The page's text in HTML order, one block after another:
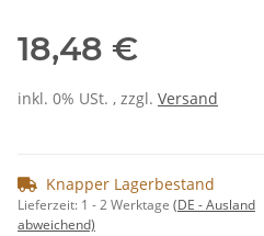
18,48 €
inkl. 0% USt. , zzgl. Versand
Knapper Lagerbestand
Lieferzeit: 1 - 2 Werktage (DE - Ausland
abweichend)